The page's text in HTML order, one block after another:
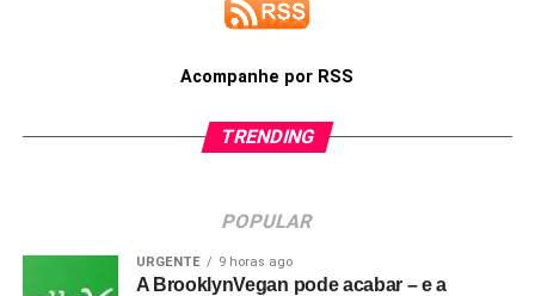
Acompanhe por RSS
TRENDING
POPULAR
URGENTE 9 horas ago
A BrooklynVegan pode acabar – e a